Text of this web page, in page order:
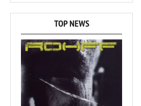
TOP NEWS